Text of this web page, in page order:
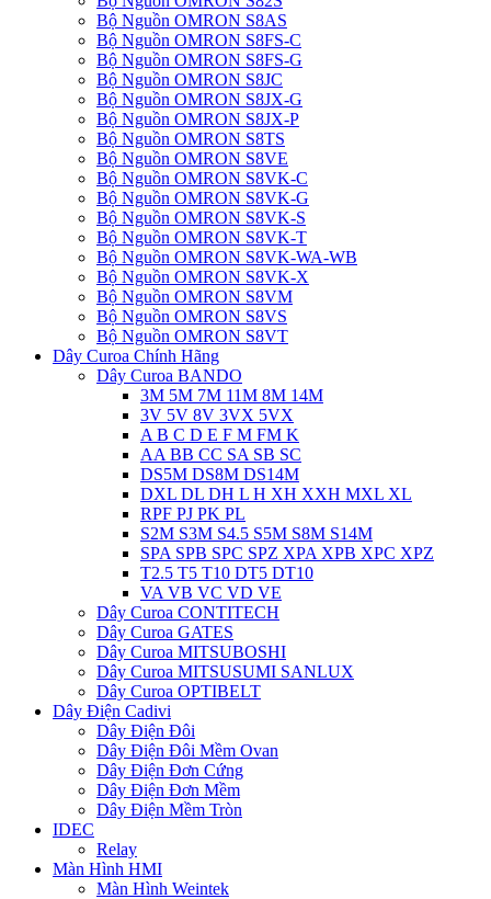
Bộ Nguồn OMRON S8AS
Bộ Nguồn OMRON S8FS-C
Bộ Nguồn OMRON S8FS-G
Bộ Nguồn OMRON S8JC
Bộ Nguồn OMRON S8JX-G
Bộ Nguồn OMRON S8JX-P
Bộ Nguồn OMRON S8TS
Bộ Nguồn OMRON S8VE
Bộ Nguồn OMRON S8VK-C
Bộ Nguồn OMRON S8VK-G
Bộ Nguồn OMRON S8VK-S
Bộ Nguồn OMRON S8VK-T
Bộ Nguồn OMRON S8VK-WA-WB
Bộ Nguồn OMRON S8VK-X
Bộ Nguồn OMRON S8VM
Bộ Nguồn OMRON S8VS
Bộ Nguồn OMRON S8VT
Dây Curoa Chính Hãng
Dây Curoa BANDO
3M 5M 7M 11M 8M 14M
3V 5V 8V 3VX 5VX
A B C D E F M FM K
AA BB CC SA SB SC
DS5M DS8M DS14M
DXL DL DH L H XH XXH MXL XL
RPF PJ PK PL
S2M S3M S4.5 S5M S8M S14M
SPA SPB SPC SPZ XPA XPB XPC XPZ
T2.5 T5 T10 DT5 DT10
VA VB VC VD VE
Dây Curoa CONTITECH
Dây Curoa GATES
Dây Curoa MITSUBOSHI
Dây Curoa MITSUSUMI SANLUX
Dây Curoa OPTIBELT
Dây Điện Cadivi
Dây Điện Đôi
Dây Điện Đôi Mềm Ovan
Dây Điện Đơn Cứng
Dây Điện Đơn Mềm
Dây Điện Mềm Tròn
IDEC
Relay
Màn Hình HMI
Màn Hình Weintek